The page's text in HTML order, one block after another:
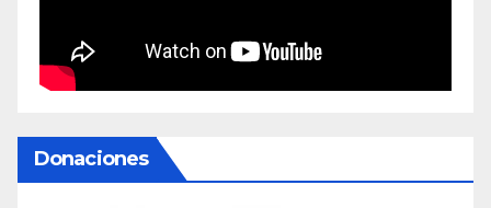
Donaciones